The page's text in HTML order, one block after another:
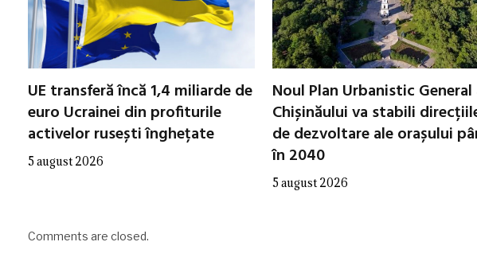
UE transferă încă 1,4 miliarde de
euro Ucrainei din profiturile
activelor rusești înghețate
5 august 2026
Noul Plan Urbanistic General
Chișinăului va stabili
de dezvoltare ale orașului
în 2040
5 august 2026
Comments are closed.